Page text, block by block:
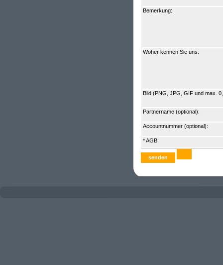
Bemerkung:
Woher kennen Sie uns:
Bild (PNG, JPG, GIF und max.
Partnername (optional):
Accountnummer (optional):
* AGB: